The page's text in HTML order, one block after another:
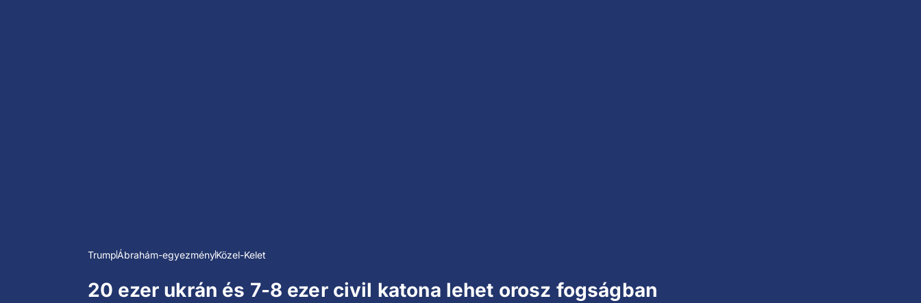
TrumpÁbrahám-egyezményKözel-Kelet
20 ezer ukrán és 7-8 ezer civil katona lehet orosz fogságban